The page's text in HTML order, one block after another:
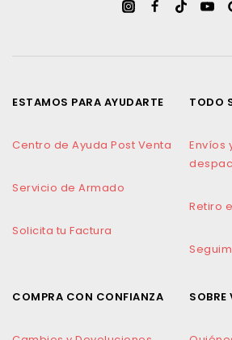
ESTAMOS PARA AYUDARTE
Centro de Ayuda Post Venta
Servicio de Armado
Solicita tu Factura
TODO
Envíos
Retiro
COMPRA CON CONFIANZA SOBRE